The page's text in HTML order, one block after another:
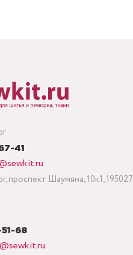
41
проспект Шаумяна, 10к1, 195027
68